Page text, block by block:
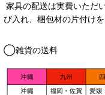
家具の配送は実費いただ
び入れ、梱包材の片付け
◯雑貨の送料